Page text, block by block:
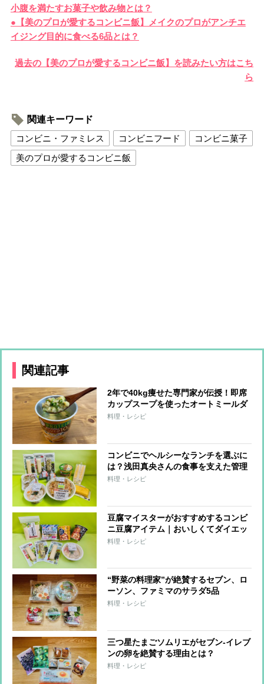
小腹を満たすお菓子や飲み物とは？
●【美のプロが愛するコンビニ飯】メイクのプロがアンチエ
イジング目的に食べる6品とは？
過去の【美のプロが愛するコンビニ飯】を読みたい方はこち
ら
関連キーワード
コンビニ・ファミレス
コンビニフード
コンビニ菓子
美のプロが愛するコンビニ飯
関連記事
2年で40kg痩せた専門家が伝授！即席
カップスープを使ったオートミールダ
イエット
料理・レシピ
コンビニでヘルシーなランチを選ぶに
は？浅田真央さんの食事を支えた管理
栄養士がすすめる「たんぱく質強化」
料理・レシピ
豆腐マイスターがおすすめするコンビ
ニ豆腐アイテム｜おいしくてダイエッ
トに役立つ8品
料理・レシピ
“野菜の料理家”が絶賛するセブン、ロ
ーソン、ファミマのサラダ5品
料理・レシピ
三つ星たまごソムリエがセブン-イレブ
ンの卵を絶賛する理由とは？
料理・レシピ